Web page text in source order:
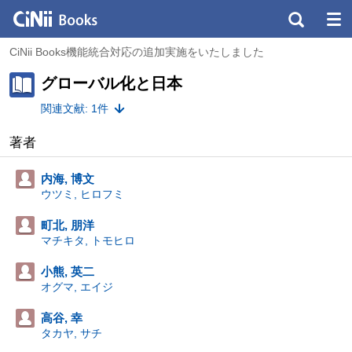
CiNii Books機能統合対応の追加実施をいたしました
グローバル化と日本
関連文献: 1件
著者
内海, 博文
ウツミ, ヒロフミ
町北, 朋洋
マチキタ, トモヒロ
小熊, 英二
オグマ, エイジ
高谷, 幸
タカヤ, サチ